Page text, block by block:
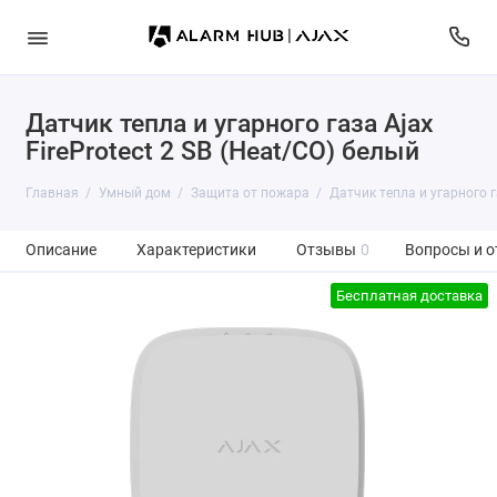
Датчик тепла и угарного газа Ajax
FireProtect 2 SB (Heat/CO) белый
Главная Умный дом Защита от пожара Датчик тепла и угарного
Описание Характеристики Отзывы 0 Вопросы и
Бесплатная доставка